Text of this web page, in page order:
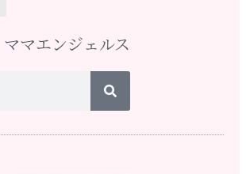
ママエンジェルス